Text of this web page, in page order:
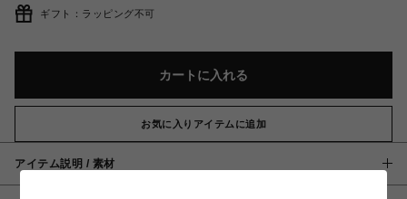
ギフト：ラッピング不可
カートに入れる
お気に入りアイテムに追加
アイテム説明 / 素材